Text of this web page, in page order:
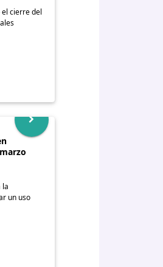
el cierre del
la
un uso